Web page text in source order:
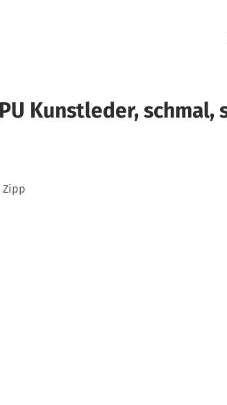
Kunstleder, schmal,